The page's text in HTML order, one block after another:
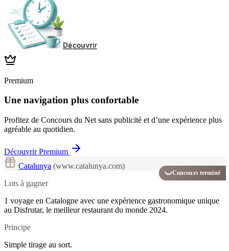
Premium
Une navigation plus confortable
Profitez de Concours du Net sans publicité et d’une expérience plus
agréable au quotidien.
Découvrir Premium
Concours terminé
Catalunya (www.catalunya.com)
Lots à gagner
1 voyage en Catalogne avec une expérience gastronomique unique
au Disfrutar, le meilleur restaurant du monde 2024.
Principe
Simple tirage au sort.